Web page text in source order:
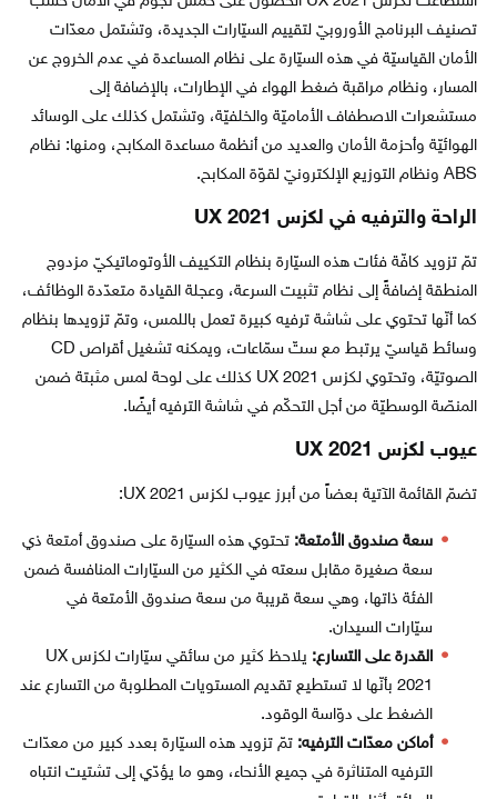
تصنيف البرنامج الأوروبيّ لتقييم السيّارات الجديدة، وتشتمل معدّات
الأمان القياسيّة في هذه السيّارة على نظام المساعدة في عدم الخروج عن
المسار، ونظام مراقبة ضغط الهواء في الإطارات، بالإضافة إلى
مستشعرات الاصطفاف الأماميّة والخلفيّة، وتشتمل كذلك على الوسائد
الهوائيّة وأحزمة الأمان والعديد من أنظمة مساعدة المكابح، ومنها: نظام
ABS ونظام التوزيع الإلكترونيّ لقوّة المكابح.
الراحة والترفيه في لكزس UX 2021
تمّ تزويد كافّة فئات هذه السيّارة بنظام التكييف الأوتوماتيكيّ مزدوج
المنطقة إضافةً إلى نظام تثبيت السرعة، وعجلة القيادة متعدّدة الوظائف،
كما أنّها تحتوي على شاشة ترفيه كبيرة تعمل باللمس، وتمّ تزويدها بنظام
وسائط قياسيّ يرتبط مع ستّ سمّاعات، ويمكنه تشغيل أقراص CD
الصوتيّة، وتحتوي لكزس UX 2021 كذلك على لوحة لمس مثبتة ضمن
المنصّة الوسطيّة من أجل التحكّم في شاشة الترفيه أيضًا.
عيوب لكزس UX 2021
تضمّ القائمة الآتية بعضاً من أبرز عيوب لكزس UX 2021:
سعة صندوق الأمتعة: تحتوي هذه السيّارة على صندوق أمتعة ذي
سعة صغيرة مقابل سعته في الكثير من السيّارات المنافسة ضمن
الفئة ذاتها، وهي سعة قريبة من سعة صندوق الأمتعة في
سيّارات السيدان.
القدرة على التسارع:
يلاحظ كثير من سائقي سيّارات لكزس UX
2021 بأنّها لا تستطيع تقديم المستويات المطلوبة من التسارع عند
الضغط على دوّاسة الوقود.
أماكن معدّات الترفيه: تمّ تزويد هذه السيّارة بعدد كبير من معدّات
الترفيه المتناثرة في جميع الأنحاء، وهو ما يؤدّي إلى تشتيت انتباه